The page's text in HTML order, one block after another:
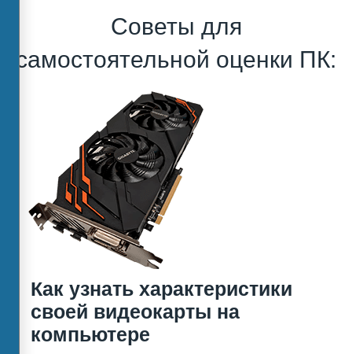
Советы для
самостоятельной оценки ПК:
Как узнать характеристики
своей видеокарты на
компьютере